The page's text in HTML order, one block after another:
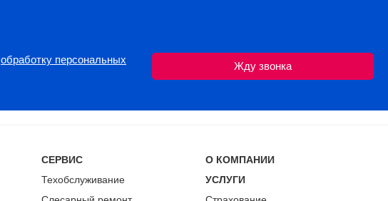
обработку персональных
СЕРВИС
Техобслуживание
О КОМПАНИИ
УСЛУГИ